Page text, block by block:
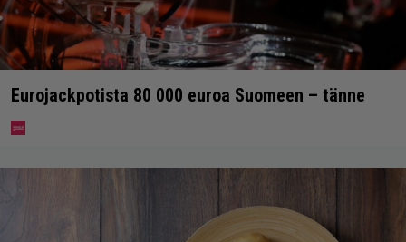
Eurojackpotista 80 000 euroa Suomeen – tänne